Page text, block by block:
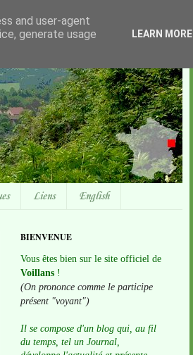
Liens English
BIENVENUE
Vous êtes bien sur le site officiel de
Voillans !
(On prononce comme le participe
présent "voyant")
Il se compose d'un blog qui, au fil
du temps, tel un Journal,
and user-agent
generate usage
LEARN MORE